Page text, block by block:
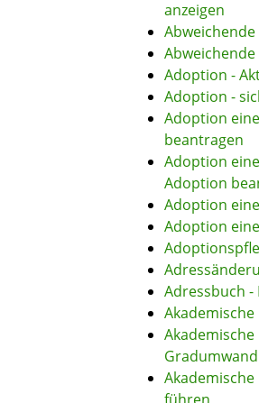
anzeigen
Adoption -
Adoption -
Adoption
beantragen
Adoption
Adoption
Adoption
Adoption
Adressbuch -